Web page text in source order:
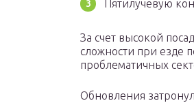
Пятилучевую
За счет высокой
сложности при езде
проблематичных
Обновления